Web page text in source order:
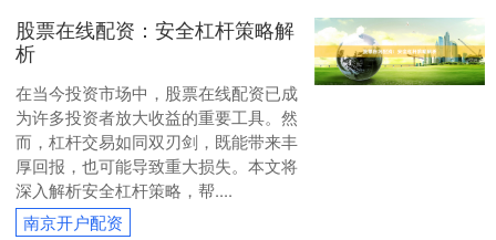
股票在线配资：安全杠杆策略解
析
在当今投资市场中，股票在线配资已成
为许多投资者放大收益的重要工具。然
而，杠杆交易如同双刃剑，既能带来丰
厚回报，也可能导致重大损失。本文将
深入解析安全杠杆策略，帮....
南京开户配资